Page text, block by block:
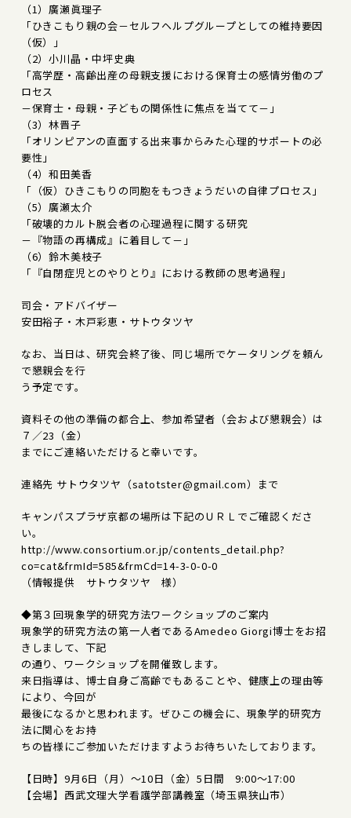
（1）廣瀬眞理子
「ひきこもり親の会－セルフヘルプグループとしての維持要因
（仮）」
（2）小川晶・中坪史典
「高学歴・高齢出産の母親支援における保育士の感情労働のプ
ロセス
－保育士・母親・子どもの関係性に焦点を当てて－」
（3）林晋子
「オリンピアンの直面する出来事からみた心理的サポートの必
要性」
（4）和田美香
「（仮）ひきこもりの同胞をもつきょうだいの自律プロセス」
（5）廣瀬太介
「破壊的カルト脱会者の心理過程に関する研究
－『物語の再構成』に着目して－」
（6）鈴木美枝子
「『自閉症児とのやりとり』における教師の思考過程」
司会・アドバイザー
安田裕子・木戸彩恵・サトウタツヤ
なお、当日は、研究会終了後、同じ場所でケータリングを頼ん
で懇親会を行
う予定です。
資料その他の準備の都合上、参加希望者（会および懇親会）は
７／23（金）
までにご連絡いただけると幸いです。
連絡先 サトウタツヤ（satotster@gmail.com）まで
キャンパスプラザ京都の場所は下記のＵＲＬでご確認くださ
い。
http://www.consortium.or.jp/contents_detail.php?
co=cat&frmId=585&frmCd=14-3-0-0-0
（情報提供 サトウタツヤ 様）
◆第３回現象学的研究方法ワークショップのご案内
現象学的研究方法の第一人者であるAmedeo Giorgi博士をお招
きしまして、下記
の通り、ワークショップを開催致します。
来日指導は、博士自身ご高齢でもあることや、健康上の理由等
により、今回が
最後になるかと思われます。ぜひこの機会に、現象学的研究方
法に関心をお持
ちの皆様にご参加いただけますようお待ちいたしております。
【日時】9月6日（月）～10日（金）5日間 9:00～17:00
【会場】西武文理大学看護学部講義室（埼玉県狭山市）